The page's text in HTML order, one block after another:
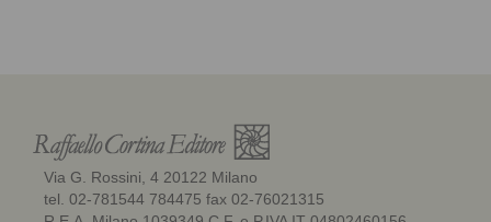
Via G. Rossini, 4 20122 Milano
tel. 02-781544 784475 fax 02-76021315